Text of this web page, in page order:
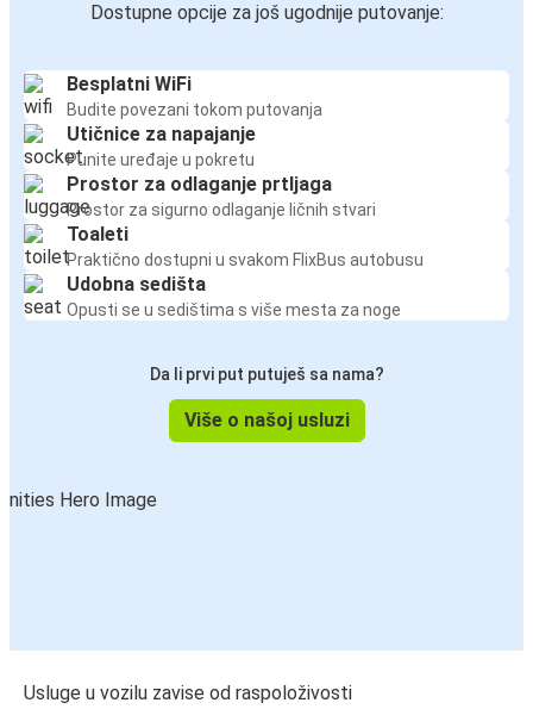
Dostupne opcije za još ugodnije putovanje:
Besplatni WiFi
Budite povezani tokom putovanja
Utičnice za napajanje
Punite uređaje u pokretu
Prostor za odlaganje prtljaga
Prostor za sigurno odlaganje ličnih stvari
Toaleti
Praktično dostupni u svakom FlixBus autobusu
Udobna sedišta
Opusti se u sedištima s više mesta za noge
Da li prvi put putuješ sa nama?
Više o našoj usluzi
Usluge u vozilu zavise od raspoloživosti